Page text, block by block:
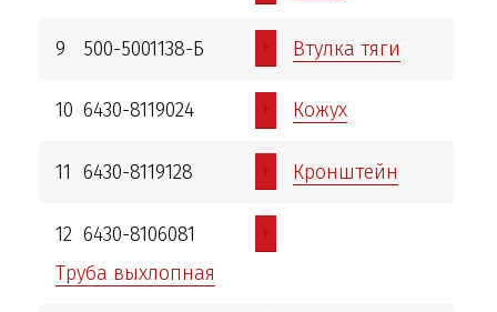
9 500-5001138-Б + Втулка тяги
10 6430-8119024 + Кожух
11 6430-8119128 + Кронштейн
12 6430-8106081
+
Труба выхлопная